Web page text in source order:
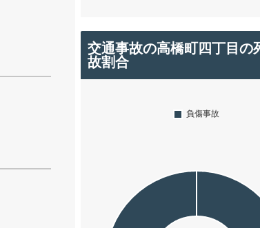
交通事故の高橋町四丁目の
故割合